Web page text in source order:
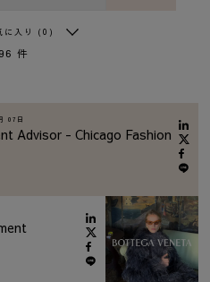
に入り (0)
件
07日
Advisor - Chicago Fashion